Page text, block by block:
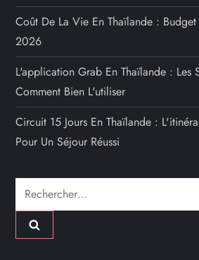
Coût De La Vie En Thaïlande :
2026
L'application Grab En Thaïlande : Les
Comment Bien L'utiliser
Circuit 15 Jours En Thaïlande :
Pour Un Séjour Réussi
Rechercher :